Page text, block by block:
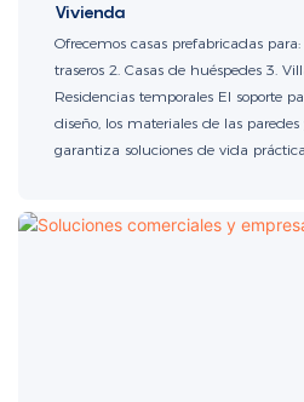
Vivienda
Ofrecemos casas prefabricadas
traseros 2. Casas de huéspedes 3.
Residencias temporales El soporte
diseño, los materiales de las
garantiza soluciones de vida